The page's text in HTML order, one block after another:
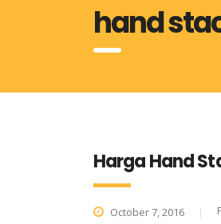
hand
Harga Hand
October 7, 2016